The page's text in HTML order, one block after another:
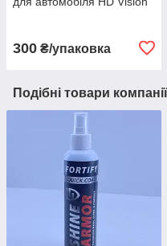
300 ₴/упаковка
Подібні товари компанії